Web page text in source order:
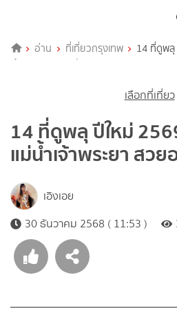
อ่าน ที่เที่ยวกรุงเทพ
14 ที่ดูพลุ
เจ้าพระยา สวยอลังการ
เลือกที่เที่ยว
14 ที่ดูพลุ ปีใหม่
แม่น้ำเจ้าพระยา สว
เอิงเอย
30 ธันวาคม 2568 ( 11:53 )